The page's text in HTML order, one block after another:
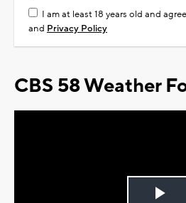
I am at least 18 years old and
and Privacy Policy
CBS 58 Weather